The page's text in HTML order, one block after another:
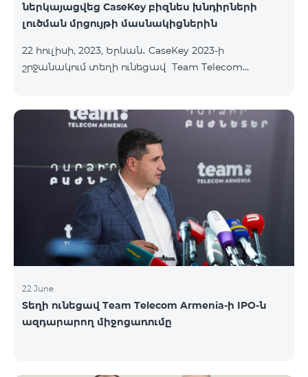
ներկայացվեց CaseKey բիզնես խնդիրների
լուծման մրցույթի մասնակիցներին
22 հուլիսի, 2023, Երևան․ CaseKey 2023-ի
շրջանակում տեղի ունեցավ Team Telecom
Հայաստանի տարբեր բուհերից շուրջ 200
երիտասարդներ ծանոթացան առաջնային
հրապարակային տեղաբաշխման բոլոր
մանրամասներին ու թիմերին տրամադրվեց
ընկերության զարգացման ռազմավարական
խնդիրը։ Լուծումներ առաջարկելու համար թիմերն
ունենալու են ընդամենը 72 ժամ։ Հաջողություն
մաղթելով մրցույթի մասնակիցներին Team
Telecom Armenia-ի գլխավոր տնօրեն Հայկ
Եսայանը նշեց, որ
22 June
Տեղի ունեցավ Team Telecom Armenia-ի IPO-ն
ազդարարող միջոցառումը